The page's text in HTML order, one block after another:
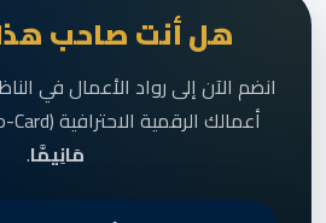
هل أنت صاحب
انضم الآن إلى رواد الأعمال في
أعمالك الرقمية الاحترافية (Bio-Card) مجاناً عبر خدمة
مَانِيمَّا.